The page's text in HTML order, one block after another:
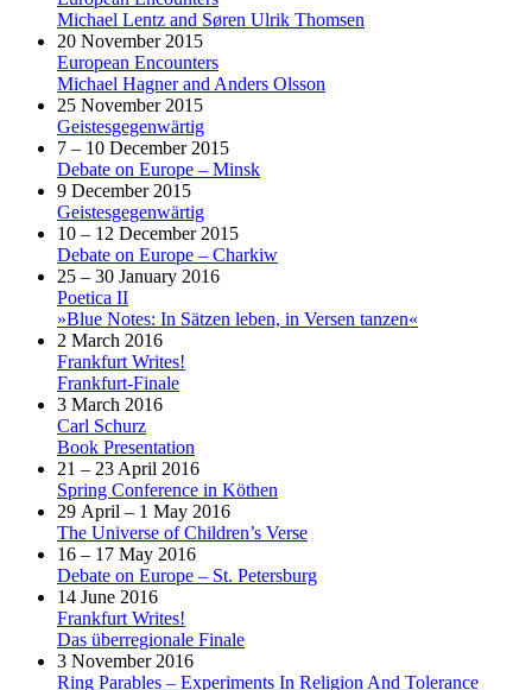
Michael Lentz and Søren Ulrik Thomsen
20 November 2015
European Encounters
Michael Hagner and Anders Olsson
25 November 2015
Geistesgegenwärtig
7 – 10 December 2015
Debate on Europe – Minsk
9 December 2015
Geistesgegenwärtig
10 – 12 December 2015
Debate on Europe – Charkiw
25 – 30 January 2016
Poetica II
»Blue Notes: In Sätzen leben, in Versen tanzen«
2 March 2016
Frankfurt Writes!
Frankfurt-Finale
3 March 2016
Carl Schurz
Book Presentation
21 – 23 April 2016
Spring Conference in Köthen
29 April – 1 May 2016
The Universe of Children’s Verse
16 – 17 May 2016
Debate on Europe – St. Petersburg
14 June 2016
Frankfurt Writes!
Das überregionale Finale
3 November 2016
Ring Parables – Experiments In Religion And Tolerance